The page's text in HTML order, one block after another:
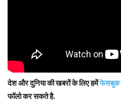
देश और दुनिया की खबरों के लिए हमेंफेसबुक
फॉलो कर सकते है.